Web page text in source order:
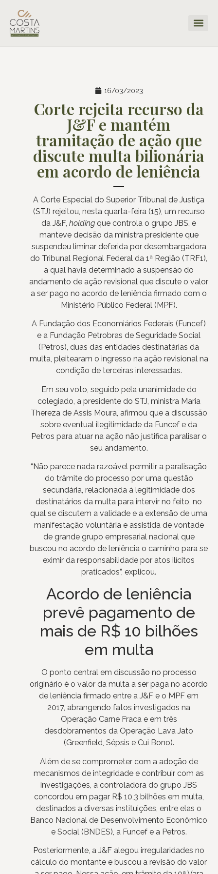
16/03/2023
Corte rejeita recurso da
J&F e mantém
tramitação de ação que
discute multa bilionária
em acordo de leniência
A Corte Especial do Superior Tribunal de Justiça
(STJ) rejeitou, nesta quarta-feira (15), um recurso
da J&F, holding que controla o grupo JBS, e
manteve decisão da ministra presidente que
suspendeu liminar deferida por desembargadora
do Tribunal Regional Federal da 1ª Região (TRF1),
a qual havia determinado a suspensão do
andamento de ação revisional que discute o valor
a ser pago no acordo de leniência firmado com o
Ministério Público Federal (MPF).
A Fundação dos Economiários Federais (Funcef)
e a Fundação Petrobras de Seguridade Social
(Petros), duas das entidades destinatárias da
multa, pleitearam o ingresso na ação revisional na
condição de terceiras interessadas.
Em seu voto, seguido pela unanimidade do
colegiado, a presidente do STJ, ministra Maria
Thereza de Assis Moura, afirmou que a discussão
sobre eventual ilegitimidade da Funcef e da
Petros para atuar na ação não justifica paralisar o
seu andamento.
“Não parece nada razoável permitir a paralisação
do trâmite do processo por uma questão
secundária, relacionada à legitimidade dos
destinatários da multa para intervir no feito, no
qual se discutem a validade e a extensão de uma
manifestação voluntária e assistida de vontade
de grande grupo empresarial nacional que
buscou no acordo de leniência o caminho para se
eximir da responsabilidade por atos ilícitos
praticados”, explicou.
Acordo de leniência
prevê pagamento de
mais de R$ 10 bilhões
em multa
O ponto central em discussão no processo
originário é o valor da multa a ser paga no acordo
de leniência firmado entre a J&F e o MPF em
2017, abrangendo fatos investigados na
Operação Carne Fraca e em três
desdobramentos da Operação Lava Jato
(Greenfield, Sépsis e Cui Bono).
Além de se comprometer com a adoção de
mecanismos de integridade e contribuir com as
investigações, a controladora do grupo JBS
concordou em pagar R$ 10,3 bilhões em multa,
destinados a diversas instituições, entre elas o
Banco Nacional de Desenvolvimento Econômico
e Social (BNDES), a Funcef e a Petros.
Posteriormente, a J&F alegou irregularidades no
cálculo do montante e buscou a revisão do valor